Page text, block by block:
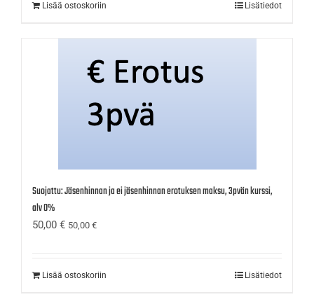
Lisää ostoskoriin Lisätiedot
Suojattu: Jäsenhinnan ja ei jäsenhinnan erotuksen maksu, 3pvän kurssi,
alv 0%
50,00 € 50,00 €
Lisää ostoskoriin Lisätiedot